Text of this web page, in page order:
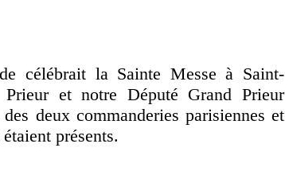
célébrait la Sainte Messe à Saint-
et notre Député Grand Prieur
deux commanderies parisiennes et
présents.